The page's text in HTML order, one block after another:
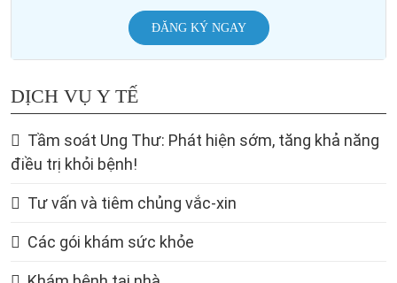
ĐĂNG KÝ NGAY
DỊCH VỤ Y TẾ
Tầm soát Ung Thư: Phát hiện sớm, tăng khả năng
điều trị khỏi bệnh!
Tư vấn và tiêm chủng vắc-xin
Các gói khám sức khỏe